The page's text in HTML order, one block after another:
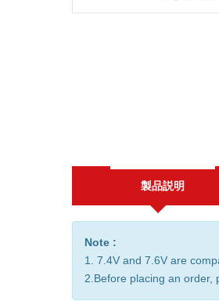
製品説明
Note :
1. 7.4V and 7.6V are
2.Before placing an order,